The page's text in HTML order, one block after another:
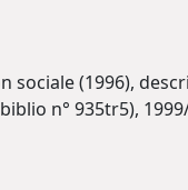
sociale (1996),
n° 935tr5),